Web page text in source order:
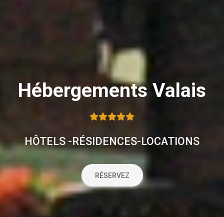
Hébergements Valais
HÔTELS -RÉSIDENCES-LOCATIONS
RÉSERVEZ